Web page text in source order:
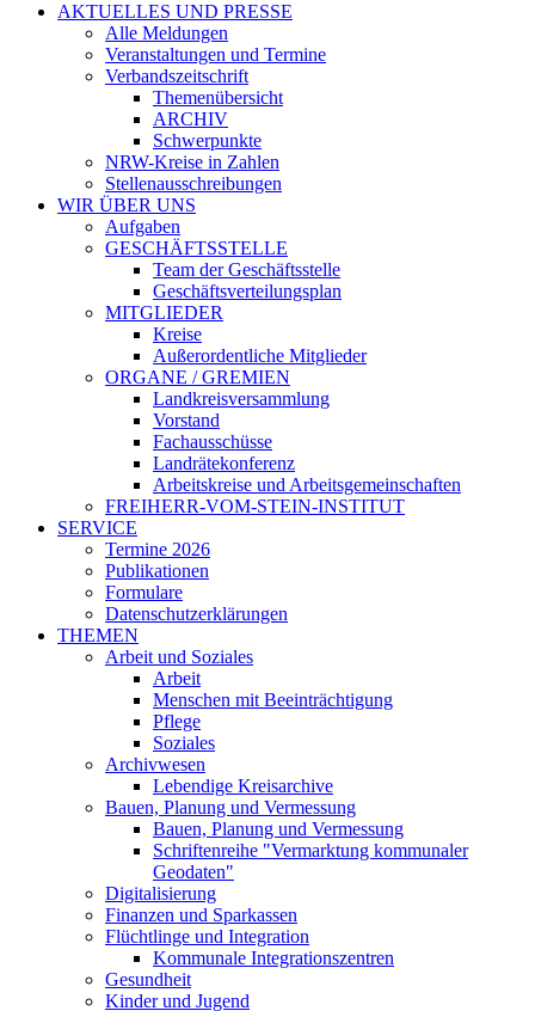
AKTUELLES UND PRESSE
Alle Meldungen
Veranstaltungen und Termine
Verbandszeitschrift
Themenübersicht
ARCHIV
Schwerpunkte
NRW-Kreise in Zahlen
Stellenausschreibungen
WIR ÜBER UNS
Aufgaben
GESCHÄFTSSTELLE
Team der Geschäftsstelle
Geschäftsverteilungsplan
MITGLIEDER
Kreise
Außerordentliche Mitglieder
ORGANE / GREMIEN
Landkreisversammlung
Vorstand
Fachausschüsse
Landrätekonferenz
Arbeitskreise und Arbeitsgemeinschaften
FREIHERR-VOM-STEIN-INSTITUT
SERVICE
Termine 2026
Publikationen
Formulare
Datenschutzerklärungen
THEMEN
Arbeit und Soziales
Arbeit
Menschen mit Beeinträchtigung
Pflege
Soziales
Archivwesen
Lebendige Kreisarchive
Bauen, Planung und Vermessung
Bauen, Planung und Vermessung
Schriftenreihe "Vermarktung kommunaler
Geodaten"
Digitalisierung
Finanzen und Sparkassen
Flüchtlinge und Integration
Kommunale Integrationszentren
Gesundheit
Kinder und Jugend